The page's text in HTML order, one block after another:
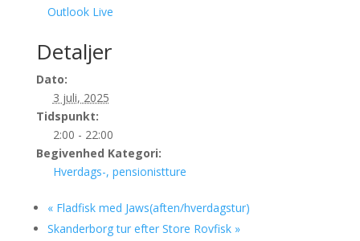
Outlook Live
Detaljer
Dato:
3 juli, 2025
Tidspunkt:
2:00 - 22:00
Begivenhed Kategori:
Hverdags-, pensionistture
«Fladfisk med Jaws(aften/hverdagstur)
Skanderborg tur efter Store Rovfisk »